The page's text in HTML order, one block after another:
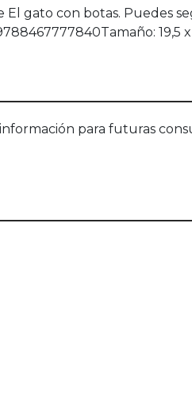
gato con botas. Puedes
19,5 x
para futuras